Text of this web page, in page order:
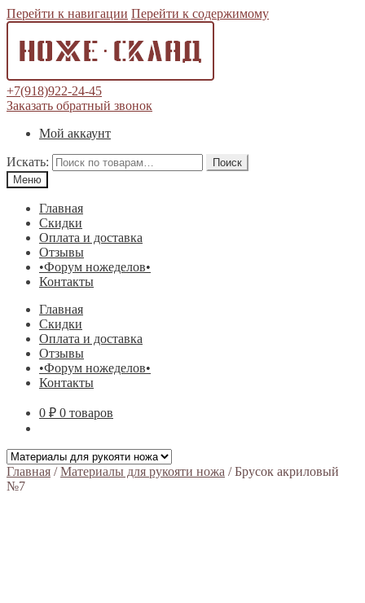
Перейти к навигации Перейти к содержимому
+7(918)922-24-45
Заказать обратный звонок
Мой аккаунт
Искать:
Поиск
Меню
Главная
Скидки
Оплата и доставка
Отзывы
•Форум ножеделов•
Контакты
Главная
Скидки
Оплата и доставка
Отзывы
•Форум ножеделов•
Контакты
0 ₽ 0 товаров
Главная /Материалы для рукояти ножа /Брусок акриловый
№7